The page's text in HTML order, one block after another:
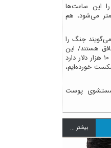
را این ساعت‌ها
می‌شود، هم
می‌گویند جنگ را
هستند/ این
آدم بی‌عقلی که می‌گوید آمریکا ۱۰ هزار دلار دارد
خورده‌ایم،
پوست
بيشتر ...